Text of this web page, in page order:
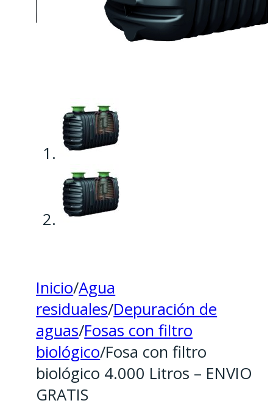
Inicio/Agua
residuales/Depuración de
aguas/Fosas con filtro
biológico/Fosa con filtro
biológico 4.000 Litros – ENVIO
GRATIS